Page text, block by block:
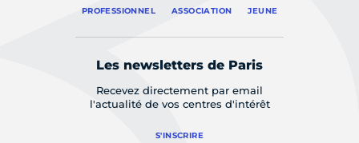
PROFESSIONNEL ASSOCIATION JEUNE
Les newsletters de Paris
Recevez directement par email
l'actualité de vos centres d'intérêt
S'INSCRIRE